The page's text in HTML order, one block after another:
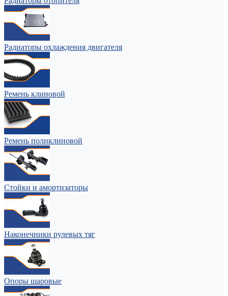
Радиаторы охлаждения двигателя
Ремень клиновой
Ремень поликлиновой
Стойки и амортизаторы
Наконечники рулевых тяг
Опоры шаровые